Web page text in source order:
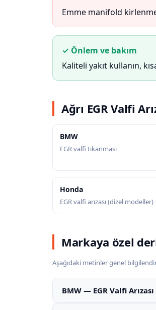
Emme manifold
✓ Önlem ve bakım
Kaliteli yakıt kullanın,
Ağrı EGR Valfi
BMW
EGR valfi tıkanması
Honda
EGR valfi arızası (dizel modeller)
Markaya özel
Aşağıdaki metinler genel
BMW — EGR Valfi Arızası